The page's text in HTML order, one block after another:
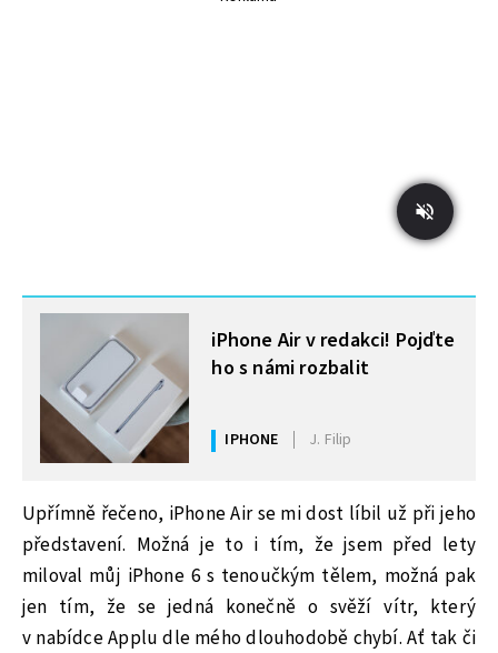
MOHLO BY VÁS ZAJÍMAT
iPhone Air v redakci! Pojďte
ho s námi rozbalit
IPHONE J. Filip
Upřímně řečeno, iPhone Air se mi dost líbil už při jeho
představení. Možná je to i tím, že jsem před lety
miloval můj iPhone 6 s tenoučkým tělem, možná pak
jen tím, že se jedná konečně o svěží vítr, který
v nabídce Applu dle mého dlouhodobě chybí. Ať tak či